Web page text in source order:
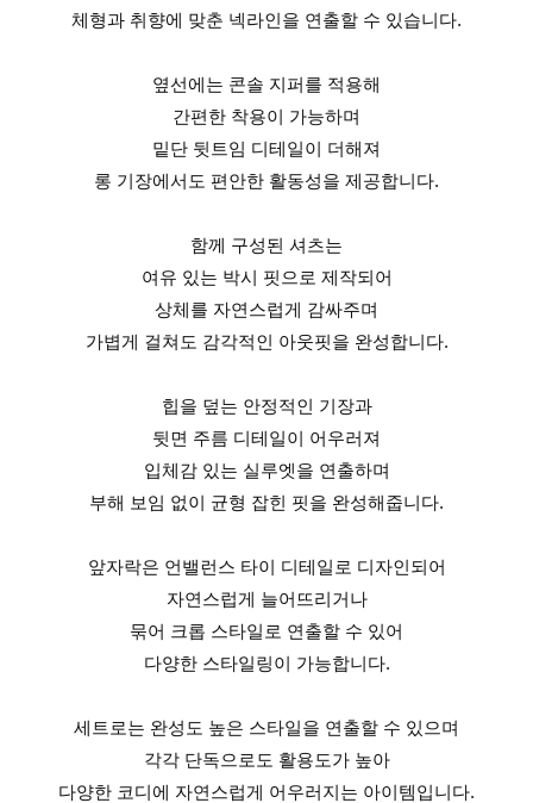
체형과 취향에 맞춘 넥라인을 연출할 수 있습니다.
옆선에는 콘솔 지퍼를 적용해
간편한 착용이 가능하며
밑단 뒷트임 디테일이 더해져
롱 기장에서도 편안한 활동성을 제공합니다.
함께 구성된 셔츠는
여유 있는 박시 핏으로 제작되어
상체를 자연스럽게 감싸주며
가볍게 걸쳐도 감각적인 아웃핏을 완성합니다.
힙을 덮는 안정적인 기장과
뒷면 주름 디테일이 어우러져
입체감 있는 실루엣을 연출하며
부해 보임 없이 균형 잡힌 핏을 완성해줍니다.
앞자락은 언밸런스 타이 디테일로 디자인되어
자연스럽게 늘어뜨리거나
묶어 크롭 스타일로 연출할 수 있어
다양한 스타일링이 가능합니다.
세트로는 완성도 높은 스타일을 연출할 수 있으며
각각 단독으로도 활용도가 높아